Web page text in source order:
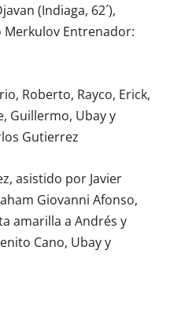
(Indiaga, 62´),
Merkulov Entrenador:
Roberto, Rayco, Erick,
Guillermo, Ubay y
Gutierrez
asistido por Javier
Giovanni Afonso,
amarilla a Andrés y
Cano, Ubay y